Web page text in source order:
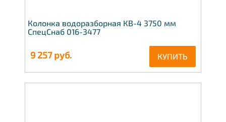
Колонка водоразборная КВ-4 3750 мм
СпецСнаб 016-3477
9 257руб. КУПИТЬ